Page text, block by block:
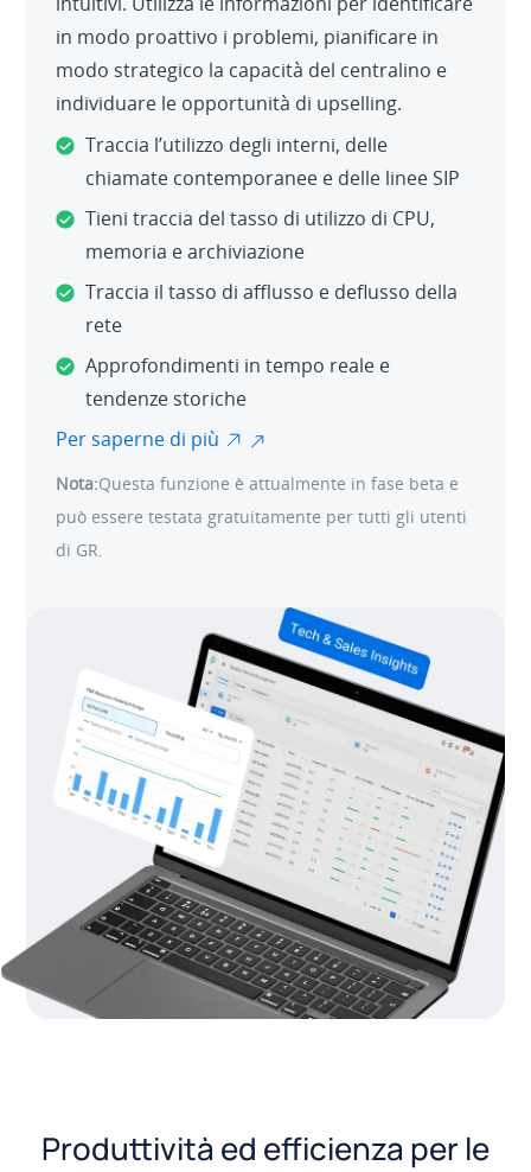
in modo proattivo i problemi, pianificare in
modo strategico la capacità del centralino e
individuare le opportunità di upselling.
Traccia l’utilizzo degli interni, delle
chiamate contemporanee e delle linee SIP
Tieni traccia del tasso di utilizzo di CPU,
memoria e archiviazione
Traccia il tasso di afflusso e deflusso della
rete
Approfondimenti in tempo reale e
tendenze storiche
Per saperne di più
Nota:Questa funzione è attualmente in fase beta e
può essere testata gratuitamente per tutti gli utenti
di GR.
Produttività ed efficienza per le